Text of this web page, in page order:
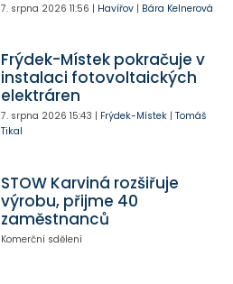
7. srpna 2026 11:56 | Havířov| Bára Kelnerová
Frýdek-Místek pokračuje v
instalaci fotovoltaických
elektráren
7. srpna 2026 15:43 | Frýdek-Místek| Tomáš
Tikal
STOW Karviná rozšiřuje
výrobu, přijme 40
zaměstnanců
Komerční sdělení